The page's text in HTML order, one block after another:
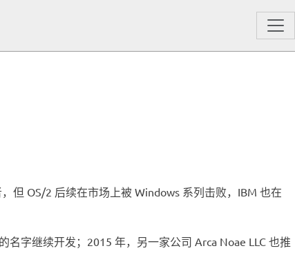
但 OS/2 后续在市场上被 Windows 系列击败，IBM 也在
字继续开发；2015 年，另一家公司 Arca Noae LLC 也推